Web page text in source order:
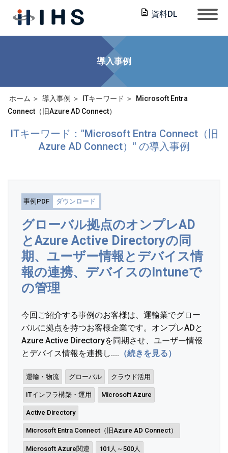
資料DL
導入事例
ホーム 導入事例 ITキーワード
Microsoft Entra
Connect（旧Azure AD Connect）
ITキーワード："Microsoft Entra Connect（旧
Azure AD Connect）" の導入事例
事例PDF ダウンロード
グローバル拠点のオンプレAD
とAzure Active Directoryの同
期、ユーザー情報とデバイス情
報の連携、デバイスのIntuneで
の管理
今回ご紹介する事例のお客様は、運輸業でグロー
バルに拠点を持つお客様企業です。オンプレADと
Azure Active Directoryを同期させ、ユーザー情報
とデバイス情報を連携し.... （続きを見る）
運輸・物流 グローバル クラウド活用
ITインフラ構築・運用 Microsoft Azure
Active Directory
Microsoft Entra Connect（旧Azure AD Connect）
Microsoft Azure関連 101人～500人